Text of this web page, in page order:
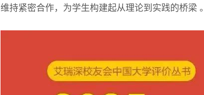
维持紧密合作，为学生构建起从理论到实践的桥梁 。